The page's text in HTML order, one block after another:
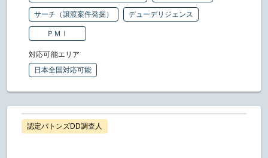
サーチ（譲渡案件発掘） デューデリジェンス
ＰＭＩ
対応可能エリア
日本全国対応可能
認定バトンズDD調査人